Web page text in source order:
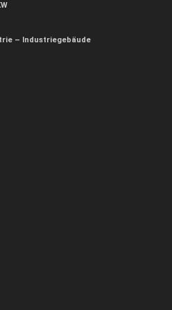
– Industriegebäude